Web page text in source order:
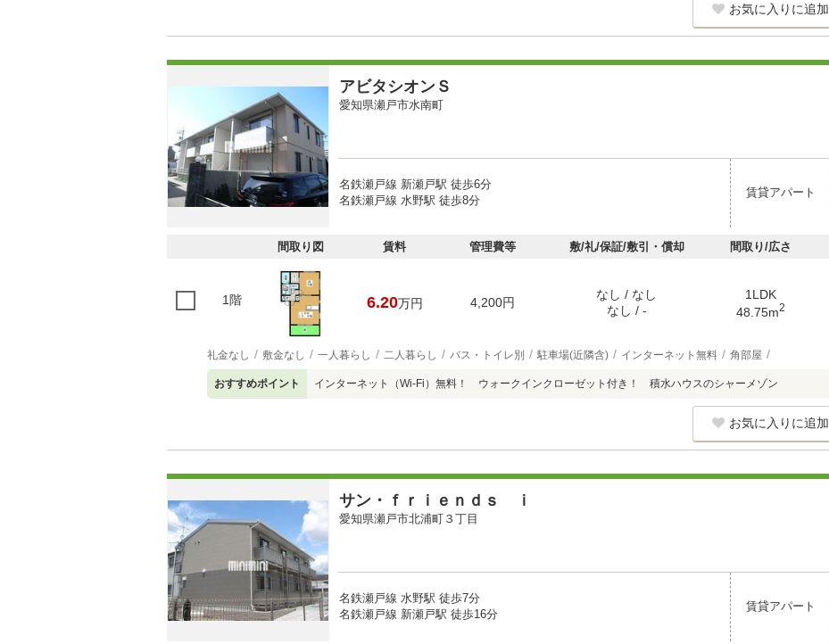
お気に入りに追加
アビタシオンＳ
愛知県瀬戸市水南町
名鉄瀬戸線 新瀬戸駅 徒歩6分
名鉄瀬戸線 水野駅 徒歩8分
賃貸アパート
間取り図 賃料 管理費等 敷/礼/保証/敷引・償却 間取り/広さ
1階 6.20万円 4,200円
なし / なし
なし / -
1LDK
48.75m2
礼金なし 敷金なし 一人暮らし 二人暮らし バス・トイレ別 駐車場(近隣含) インターネット無料 角部屋
おすすめポイント インターネット（Wi-Fi）無料！ ウォークインクローゼット付き！ 積水ハウスのシャーメゾン
お気に入りに追加
サン・ｆｒｉｅｎｄｓ ｉ
愛知県瀬戸市北浦町３丁目
名鉄瀬戸線 水野駅 徒歩7分
名鉄瀬戸線 新瀬戸駅 徒歩16分
賃貸アパート